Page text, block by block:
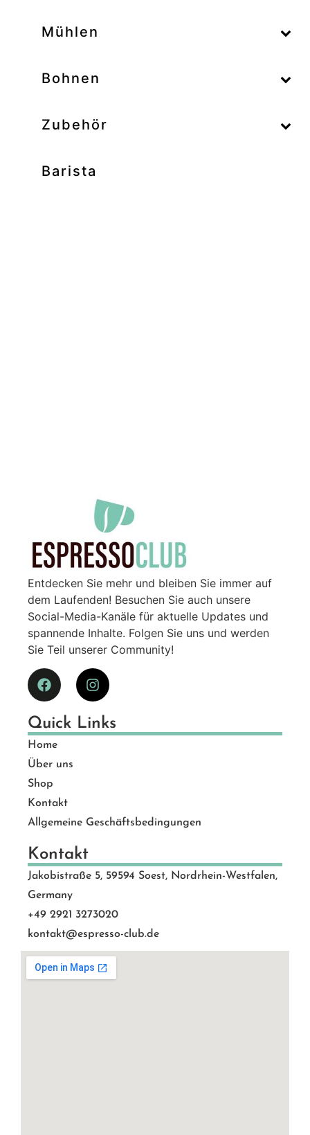
Mühlen
–
Bohnen
–
Zubehör
Barista
Entdecken Sie mehr und bleiben Sie immer auf
dem Laufenden! Besuchen Sie auch unsere
Social-Media-Kanäle für aktuelle Updates und
spannende Inhalte. Folgen Sie uns und werden
Sie Teil unserer Community!
Quick Links
Home
Über uns
Shop
Kontakt
Allgemeine Geschäftsbedingungen
Kontakt
Jakobistraße 5, 59594 Soest, Nordrhein-Westfalen,
Germany
+49 2921 3273020
kontakt@espresso-club.de